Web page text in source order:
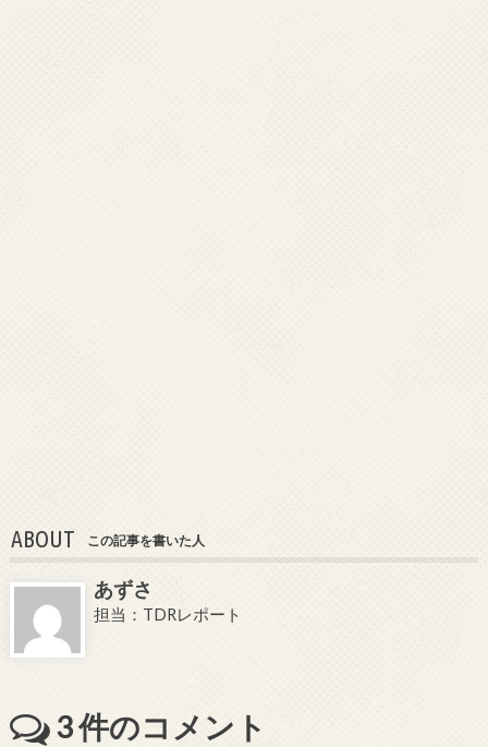
ABOUT この記事を書いた人
あずさ
担当：TDRレポート
3件のコメント